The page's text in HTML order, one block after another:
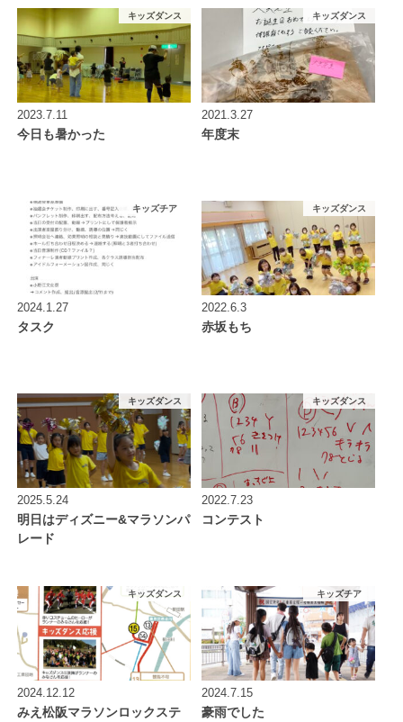
キッズダンス
2023.7.11
今日も暑かった
キッズダンス
2021.3.27
年度末
キッズチア
2024.1.27
タスク
キッズダンス
2022.6.3
赤坂もち
キッズダンス
2025.5.24
明日はディズニー&マラソンパ
レード
キッズダンス
2022.7.23
コンテスト
キッズダンス
2024.12.12
みえ松阪マラソンロックステ
キッズチア
2024.7.15
豪雨でした